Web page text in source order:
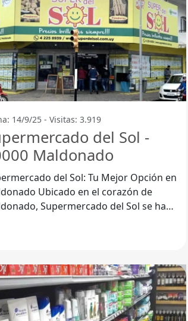
14/9/25 - Visitas: 3.919
del Sol -
Maldonado
del Sol: Tu Mejor Opción en
en el corazón de
Supermercado del Sol se ha